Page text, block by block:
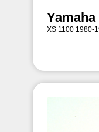
XS 1100 1980-